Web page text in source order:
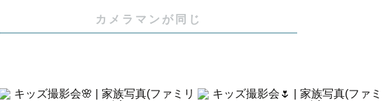
📷 メインカメラ：α7IV / α7SⅢ
カメラマンが同じ